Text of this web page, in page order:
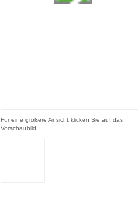
Für eine größere Ansicht klicken Sie auf das
Vorschaubild